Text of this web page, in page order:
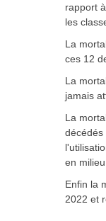
rapport
les
La
ces 12
La
jamais
La
décédés
en milieu
Enfin la
2022 et